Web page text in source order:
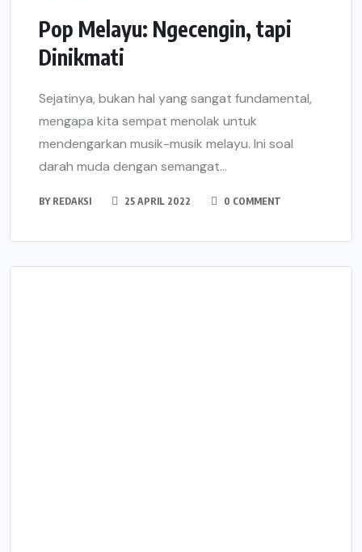
Pop Melayu: Ngecengin, tapi
Dinikmati
Sejatinya, bukan hal yang sangat fundamental,
mengapa kita sempat menolak untuk
mendengarkan musik-musik melayu. Ini soal
darah muda dengan semangat...
BY REDAKSI 25 APRIL 2022 0 COMMENT